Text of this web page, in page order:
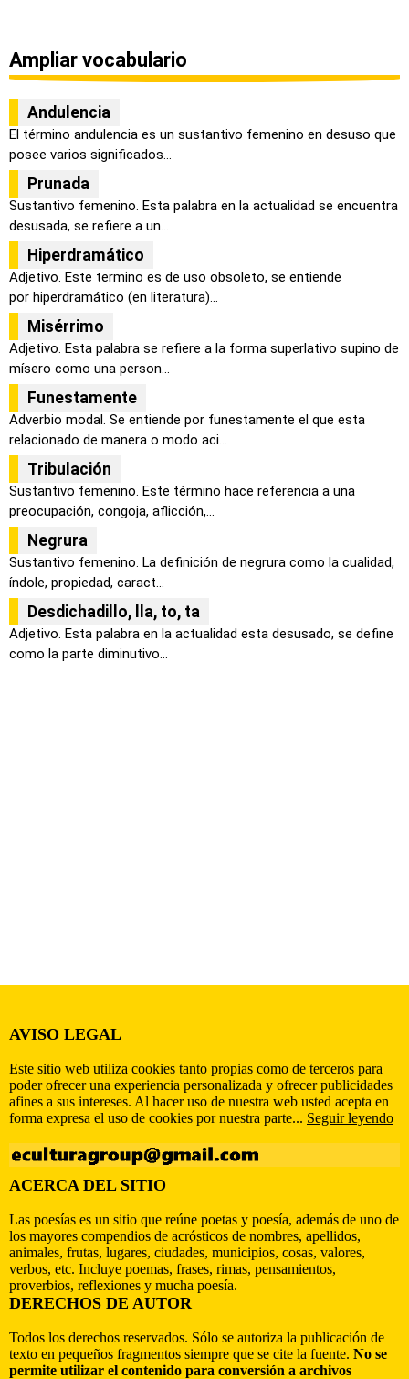
Ampliar vocabulario
Andulencia
El término andulencia es un sustantivo femenino en desuso que
posee varios significados...
Prunada
Sustantivo femenino. Esta palabra en la actualidad se encuentra
desusada, se refiere a un...
Hiperdramático
Adjetivo. Este termino es de uso obsoleto, se entiende
por hiperdramático (en literatura)...
Misérrimo
Adjetivo. Esta palabra se refiere a la forma superlativo supino de
mísero como una person...
Funestamente
Adverbio modal. Se entiende por funestamente el que esta
relacionado de manera o modo aci...
Tribulación
Sustantivo femenino. Este término hace referencia a una
preocupación, congoja, aflicción,...
Negrura
Sustantivo femenino. La definición de negrura como la cualidad,
índole, propiedad, caract...
Desdichadillo, lla, to, ta
Adjetivo. Esta palabra en la actualidad esta desusado, se define
como la parte diminutivo...
AVISO LEGAL
Este sitio web utiliza cookies tanto propias como de terceros para
poder ofrecer una experiencia personalizada y ofrecer publicidades
afines a sus intereses. Al hacer uso de nuestra web usted acepta en
forma expresa el uso de cookies por nuestra parte... Seguir leyendo
ACERCA DEL SITIO
Las poesías es un sitio que reúne poetas y poesía, además de uno de
los mayores compendios de acrósticos de nombres, apellidos,
animales, frutas, lugares, ciudades, municipios, cosas, valores,
verbos, etc. Incluye poemas, frases, rimas, pensamientos,
proverbios, reflexiones y mucha poesía.
DERECHOS DE AUTOR
Todos los derechos reservados. Sólo se autoriza la publicación de
texto en pequeños fragmentos siempre que se cite la fuente. No se
permite utilizar el contenido para conversión a archivos